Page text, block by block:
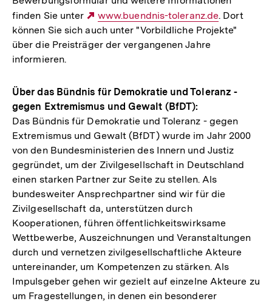
finden Sie unter
Externer
Link:
www.buendnis-toleranz.de. Dort
können Sie sich auch unter "Vorbildliche Projekte"
über die Preisträger der vergangenen Jahre
informieren.
Über das Bündnis für Demokratie und Toleranz -
gegen Extremismus und Gewalt (BfDT):
Das Bündnis für Demokratie und Toleranz - gegen
Extremismus und Gewalt (BfDT) wurde im Jahr 2000
von den Bundesministerien des Innern und Justiz
gegründet, um der Zivilgesellschaft in Deutschland
einen starken Partner zur Seite zu stellen. Als
bundesweiter Ansprechpartner sind wir für die
Zivilgesellschaft da, unterstützen durch
Kooperationen, führen öffentlichkeitswirksame
Wettbewerbe, Auszeichnungen und Veranstaltungen
durch und vernetzen zivilgesellschaftliche Akteure
untereinander, um Kompetenzen zu stärken. Als
Impulsgeber gehen wir gezielt auf einzelne Akteure zu
um Fragestellungen, in denen ein besonderer